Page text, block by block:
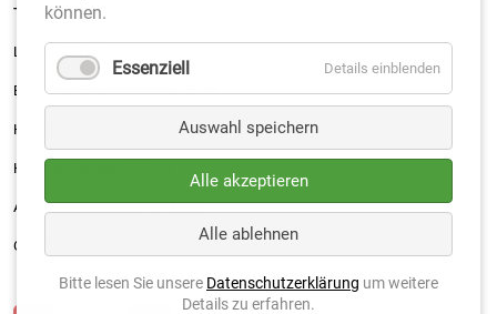
Technische Daten:
Länge: 200 cm
Breite der Führungsstange: 5 cm
Höhe der Führungsstange: 3 cm
Höhe der Borsten: 7,5 cm
Abstand der Borsten: ca. 1 cm
Gewicht: ca. 5,7 kg
können.
Essenziell Details einblenden
Auswahl speichern
Alle akzeptieren
Alle ablehnen
Bitte lesen Sie unsere Datenschutzerklärung um weitere
Details zu erfahren.